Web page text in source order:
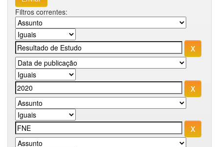
Filtros correntes: